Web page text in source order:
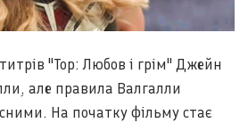
"Тор: Любов і грім" Джейн
але правила Валгалли
На початку фільму стає